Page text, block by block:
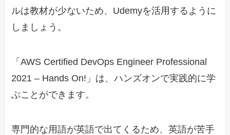
ルは教材が少ないため、Udemyを活用するように
しましょう。
「AWS Certified DevOps Engineer Professional
2021 – Hands On!」は、ハンズオンで実践的に学
ぶことができます。
専門的な用語が英語で出てくるため、英語が苦手